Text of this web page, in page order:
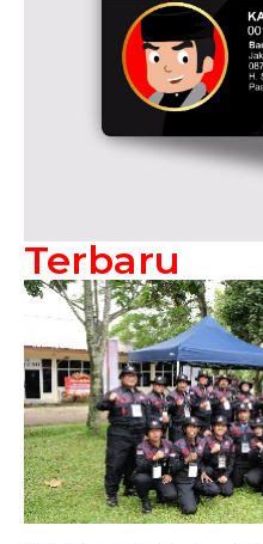
Terbaru